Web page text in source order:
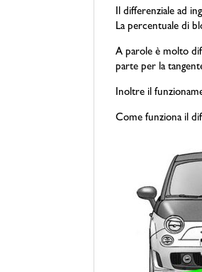
Il differenziale ad
La percentuale di
A parole è molto
parte per la
Inoltre il
Come funziona il